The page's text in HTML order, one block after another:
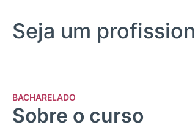
Seja um
BACHARELADO
Sobre o curso